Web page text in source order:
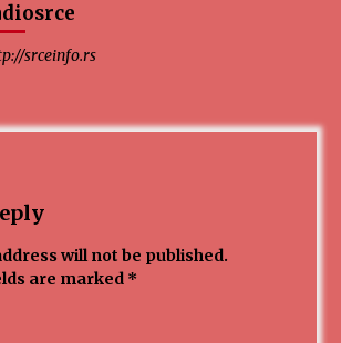
srceinfo.rs
will not be published.
are marked *